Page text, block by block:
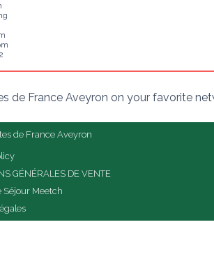
de France Aveyron on your favorite
de France Aveyron
GÉNÉRALES DE VENTE
Séjour Meetch